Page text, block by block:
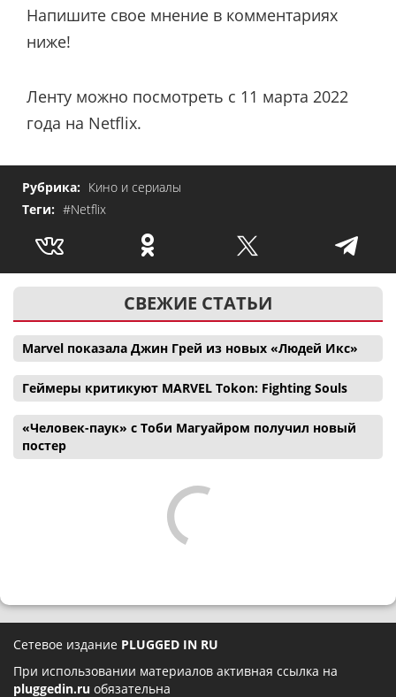
Напишите свое мнение в комментариях
ниже!
Ленту можно посмотреть с 11 марта 2022
года на Netflix.
Рубрика: Кино и сериалы
Теги: #Netflix
СВЕЖИЕ СТАТЬИ
Marvel показала Джин Грей из новых «Людей Икс»
Геймеры критикуют MARVEL Tokon: Fighting Souls
«Человек-паук» с Тоби Магуайром получил новый
постер
Сетевое издание PLUGGED IN RU
При использовании материалов активная ссылка на
pluggedin.ru обязательна